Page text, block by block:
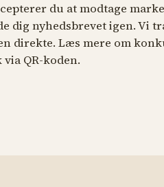
du at modtage
dig nyhedsbrevet igen. Vi
direkte. Læs mere om
QR-koden.